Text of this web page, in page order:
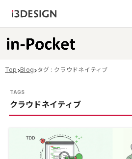
Top Blog タグ : クラウドネイティブ
クラウドネイティブ